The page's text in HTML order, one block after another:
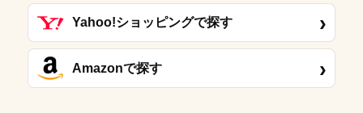
Yahoo!ショッピングで探す ›
Amazonで探す ›